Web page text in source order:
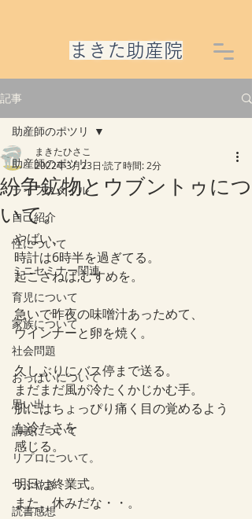
​まきた助産院
記事
助産師のポツリ
ライフスタイル
自己紹介
性について
ミニセミナー関連
育児について
家族について
社会問題
おっぱいについて
思い出
講義について
リプロについて。
つぶやき
読書感想
助産師のポツリ
紛争鉱物とウブントゥにつ
いて。
まきたひさこ
2022年3月23日 読了時間: 2分
やばい、
時計は6時半を過ぎてる。
起こさねば,むすめを。
急いで昨夜の味噌汁あっためて、
ウインナーと卵を焼く。
久しぶりにバス停まで送る。
まだまだ風が冷たくかじかむ手。
肌にはちょっぴり痛く目の覚めるよう
な冷たさを
感じる。
明日は終業式。
また、休みだな・・。